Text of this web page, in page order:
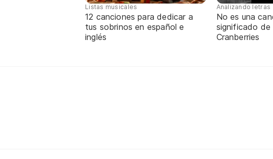
Listas musicales
12 canciones para dedicar a
tus sobrinos en español e
inglés
Analizando letras
No es una
significado de
Cranberries